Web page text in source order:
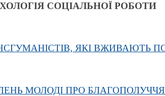
СОЦІАЛЬНОЇ РОБОТИ
ЯКІ ВЖИВАЮТЬ
МОЛОДІ ПРО